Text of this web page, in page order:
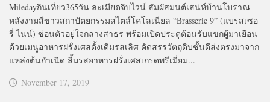
Miledayกินเที่ยว365วัน ละเมียดจิบไวน์ สัมผัสมนต์เสน่ห์บ้านโบราณ
หลังงามสีขาวสถาปัตยกรรมสไตล์โคโลเนียล “Brasserie 9” (แบรสเซอ
รี่ ไนน์) ซ่อนตัวอยู่ใจกลางสาธร พร้อมเปิดประตูต้อนรับแขกผู้มาเยือน
ด้วยเมนูอาหารฝรั่งเศสดั้งเดิมรสเลิศ คัดสรรวัตถุดิบชั้นดีส่งตรงมาจาก
แหล่งต้นกำเนิด ลิ้มรสอาหารฝรั่งเศสเกรดพรีเมี่ยม...
November 17, 2019